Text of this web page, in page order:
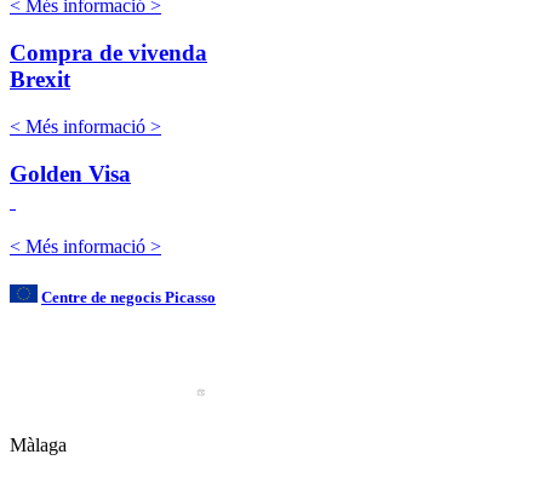
< Més informació >
Compra de vivenda
Brexit
< Més informació >
Golden Visa
< Més informació >
Centre de negocis Picasso
Màlaga